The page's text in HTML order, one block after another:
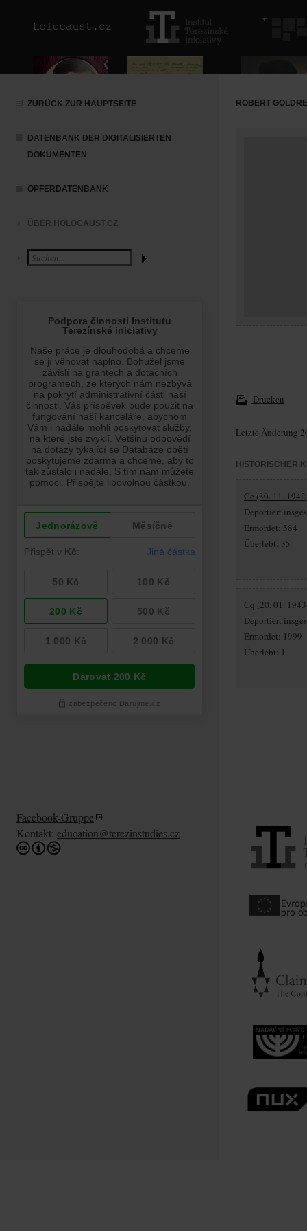
ZURÜCK ZUR HAUPTSEITE
DATENBANK DER DIGITALISIERTEN
DOKUMENTEN
OPFERDATENBANK
ÜBER HOLOCAUST.CZ
ROBERT
Drucken
Letzte Änderung
HISTORISCHER
Ce (30. 11.
Deportiert
Ermordet: 584
Überlebt: 35
Cq (20. 01.
Deportiert
Ermordet: 1999
Überlebt: 1
Facebook-Gruppe
Kontakt: education@terezinstudies.cz